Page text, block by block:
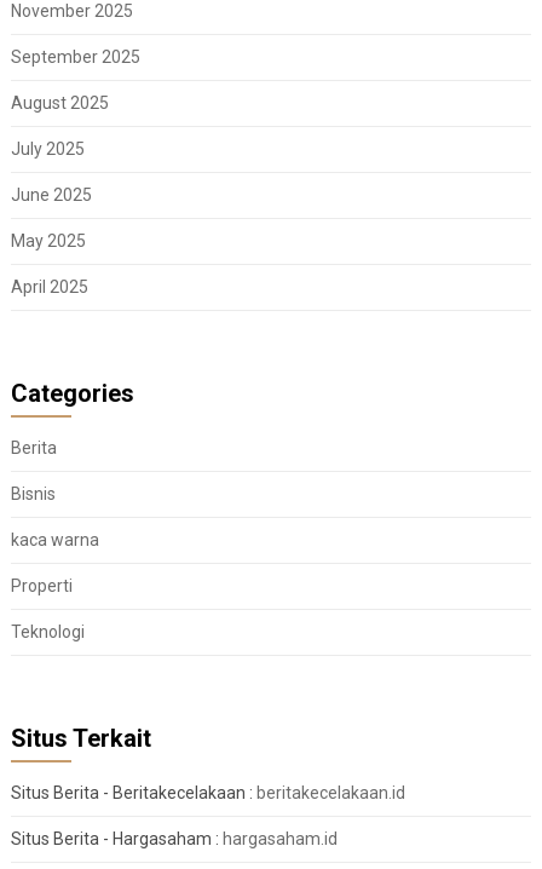
November 2025
September 2025
August 2025
July 2025
June 2025
May 2025
April 2025
Categories
Berita
Bisnis
kaca warna
Properti
Teknologi
Situs Terkait
Situs Berita - Beritakecelakaan : beritakecelakaan.id
Situs Berita - Hargasaham : hargasaham.id